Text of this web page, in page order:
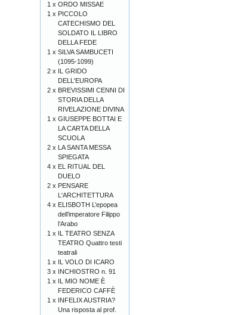
1 x ORDO MISSAE
1 x PICCOLO
CATECHISMO DEL
SOLDATO IL LIBRO
DELLA FEDE
1 x SILVA SAMBUCETI
(1095-1099)
2 x IL GRIDO
DELL'EUROPA
2 x BREVISSIMI CENNI DI
STORIA DELLA
RIVELAZIONE DIVINA
1 x GIUSEPPE BOTTAI E
LA CARTA DELLA
SCUOLA
2 x LA SANTA MESSA
SPIEGATA
4 x EL RITUAL DEL
DUELO
2 x PENSARE
L'ARCHITETTURA
4 x ELISBOTH L’epopea
dell’imperatore Filippo
l’Arabo
1 x IL TEATRO SENZA
TEATRO Quattro testi
teatrali
1 x IL VOLO DI ICARO
3 x INCHIOSTRO n. 91
1 x IL MIO NOME È
FEDERICO CAFFÈ
1 x INFELIX AUSTRIA?
Una risposta al prof.